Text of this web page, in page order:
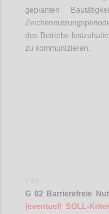
geplanten
des Betriebs
zu kommunizieren.
G 02 Barrierefreie
(eventuell SOLL-